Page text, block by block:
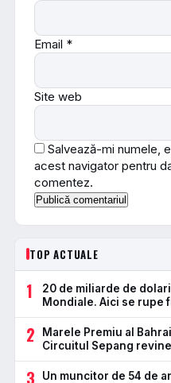
Email *
Site web
Salvează-mi numele,
acest navigator pentru
comentez.
TOP ACTUALE
1
20 de miliarde de
Mondiale. Aici se rupe
2
Marele Premiu al
Circuitul Sepang
3
Un muncitor de 54 de